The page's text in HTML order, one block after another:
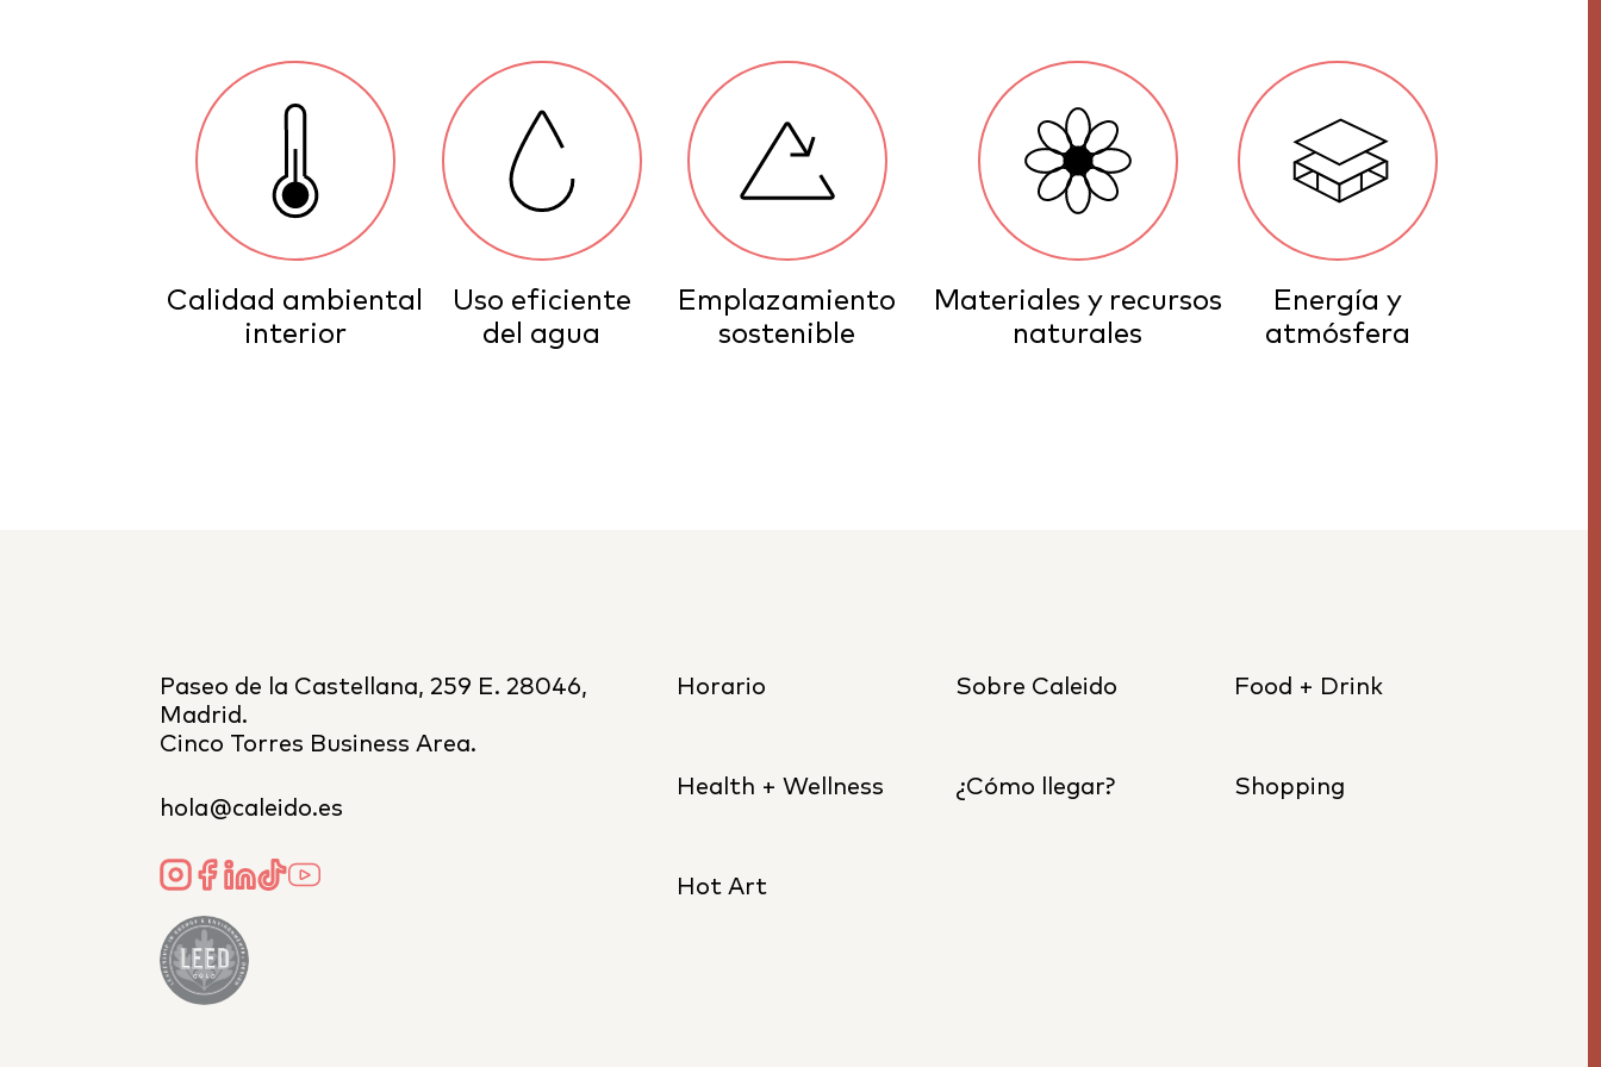
Calidad ambiental
interior
Uso eficiente
del agua
Emplazamiento
sostenible
Materiales y recursos
naturales
Energía y
atmósfera
Paseo de la Castellana, 259 E. 28046,
Madrid.
Cinco Torres Business Area.
hola@caleido.es
Horario Sobre Caleido Food + Drink
Health + Wellness ¿Cómo llegar? Shopping
Hot Art